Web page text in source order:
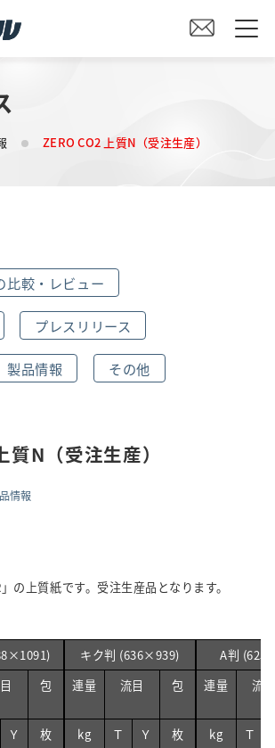
ZERO CO2 上質N（受注生産）
比較・レビュー
プレスリリース
製品情報 その他
質N（受注生産）
情報
」の上質紙です。受注生産品となります。
キク判 (636×939)
A判
包 連量 流目 包 連量 流
Ｙ 枚 kg Ｔ Ｙ 枚 kg Ｔ